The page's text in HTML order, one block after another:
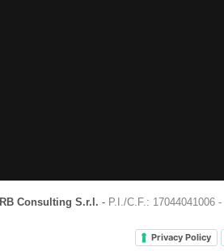
RB Consulting S.r.l. - P.I./C.F.: 17044041006 -
Privacy Policy